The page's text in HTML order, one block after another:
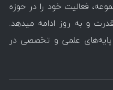
فعالیت خود را در حوزه
و به روز ادامه میدهد.
پایه‌های علمی و تخصصی در